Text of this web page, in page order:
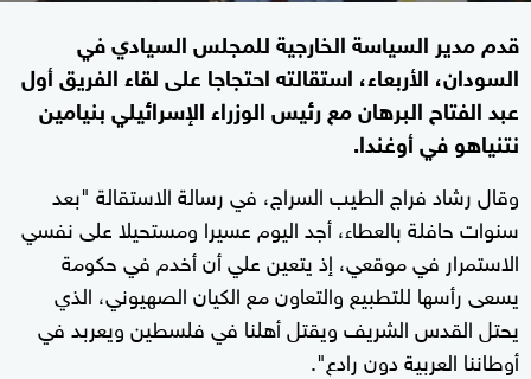
قدم مدير السياسة الخارجية للمجلس السيادي في
السودان، الأربعاء، استقالته احتجاجا على لقاء الفريق أول
عبد الفتاح البرهان مع رئيس الوزراء الإسرائيلي بنيامين
نتنياهو في أوغندا.
وقال رشاد فراج الطيب السراج، في رسالة الاستقالة "بعد
سنوات حافلة بالعطاء، أجد اليوم عسيرا ومستحيلا على نفسي
الاستمرار في موقعي، إذ يتعين علي أن أخدم في حكومة
يسعى رأسها للتطبيع والتعاون مع الكيان الصهيوني، الذي
يحتل القدس الشريف ويقتل أهلنا في فلسطين ويعربد في
أوطاننا العربية دون رادع".